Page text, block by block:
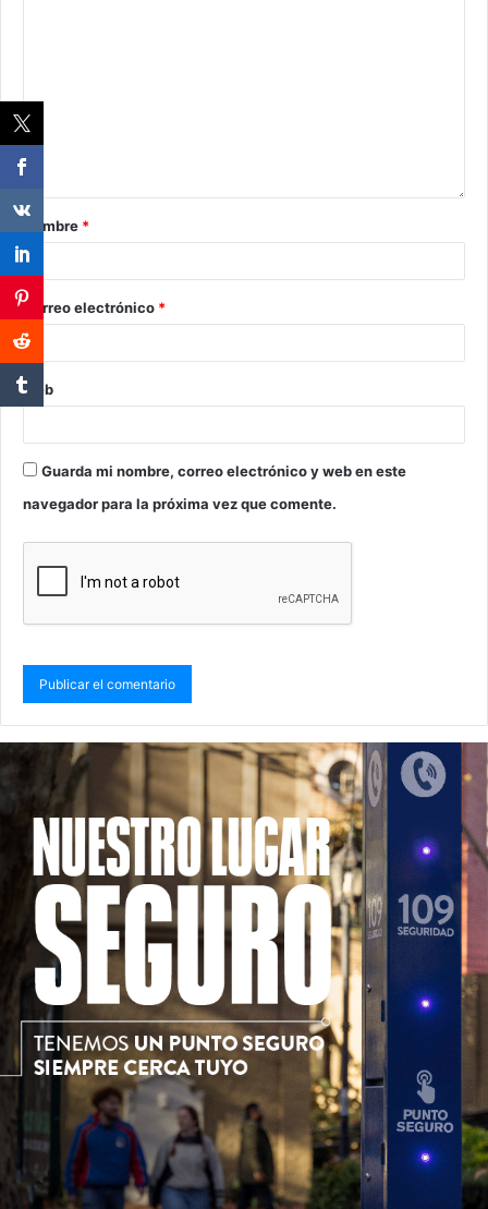
Nombre *
Correo electrónico *
Web
Guarda mi nombre, correo electrónico y web en este
navegador para la próxima vez que comente.